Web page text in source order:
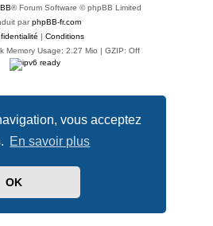
vous acceptez
En savoir plus
OK
® Forum Software © phpBB Limited
parphpBB-fr.com
| Conditions
Memory Usage: 2.27 Mio | GZIP: Off